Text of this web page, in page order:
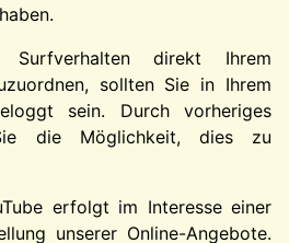
direkt Ihrem
sollten Sie in Ihrem
sein. Durch vorheriges
die Möglichkeit, dies zu
erfolgt im Interesse einer
unserer Online-Angebote.